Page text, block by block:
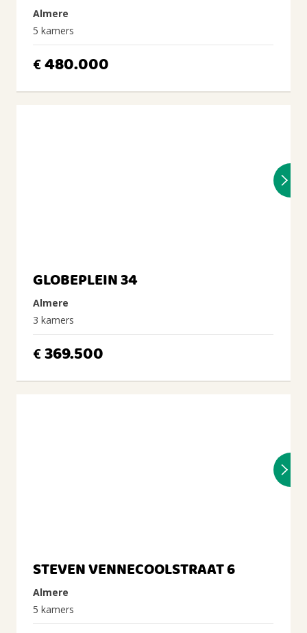
Almere
5 kamers
€480.000
GLOBEPLEIN 34
Almere
3 kamers
€369.500
STEVEN VENNECOOLSTRAAT 6
Almere
5 kamers